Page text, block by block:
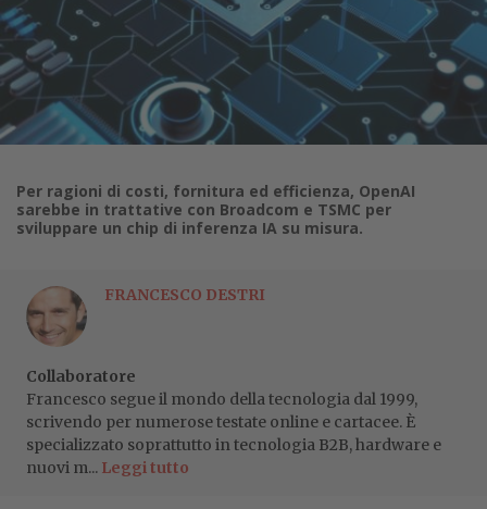
Per ragioni di costi, fornitura ed efficienza, OpenAI
sarebbe in trattative con Broadcom e TSMC per
sviluppare un chip di inferenza IA su misura.
FRANCESCO DESTRI
Collaboratore
Francesco segue il mondo della tecnologia dal 1999,
scrivendo per numerose testate online e cartacee. È
specializzato soprattutto in tecnologia B2B, hardware e
nuovi m... Leggi tutto